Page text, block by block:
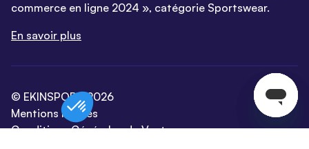
commerce en ligne 2024 », catégorie Sportswear.
En savoir plus
© EKINSPORT 2026
Mentions légales
Conditions Générales de Vente